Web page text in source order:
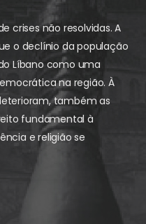
crises não resolvidas. A
o declínio da população
Líbano como uma
na região. À
também as
fundamental à
e religião se